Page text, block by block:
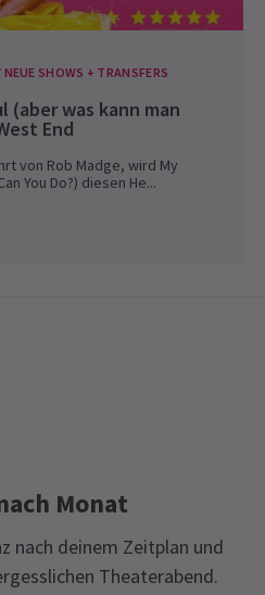
SHOWS + TRANSFERS
(aber was kann man
End
von Rob Madge, wird My
You Do?) diesen He...
Monat
nach deinem Zeitplan und
Theaterabend.